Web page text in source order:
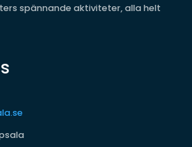
spännande aktiviteter, alla helt